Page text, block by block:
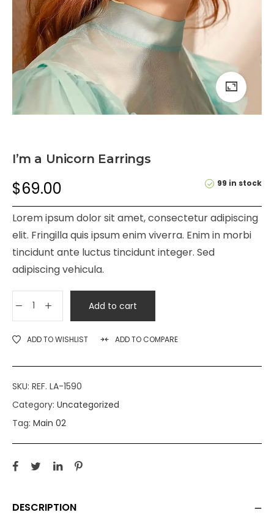
I’m a Unicorn Earrings
99 in stock
$69.00
Lorem ipsum dolor sit amet, consectetur adipiscing
elit. Fringilla quis ipsum enim viverra. Enim in morbi
tincidunt ante luctus tincidunt integer. Sed
adipiscing vehicula.
Add to cart
ADD TO WISHLIST ADD TO COMPARE
SKU: REF. LA-1590
Category: Uncategorized
Tag: Main 02
DESCRIPTION